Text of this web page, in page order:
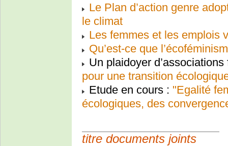
Le Plan d’action genre
le climat
Les femmes et les emplois
Qu’est-ce que
Un plaidoyer
pour une transition
Etude en cours : "Egalité
écologiques, des
titre documents joints